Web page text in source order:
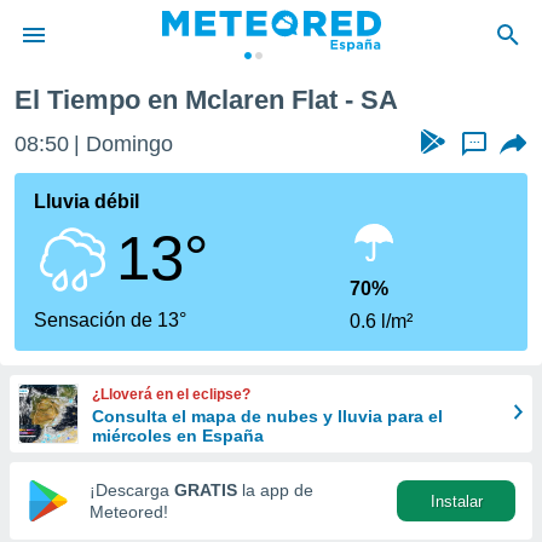
de
por
se
calidad.
a este
las
y
forma
digital
basada
El Tiempo en Mclaren Flat - SA
08:50 Domingo ...
Lluvia débil
13°
Sensación de 13°
70%
0.6 l/m²
¿Lloverá en el eclipse?
Consulta el mapa de nubes y lluvia para el
miércoles en España
¡Descarga GRATIS la app de
Meteored!
Instalar